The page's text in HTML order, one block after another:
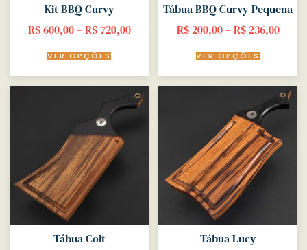
Kit BBQ Curvy
R$600,00 – R$720,00
VER OPÇÕES
Tábua BBQ Curvy Pequena
R$200,00 – R$236,00
VER OPÇÕES
Tábua Colt
Tábua Lucy